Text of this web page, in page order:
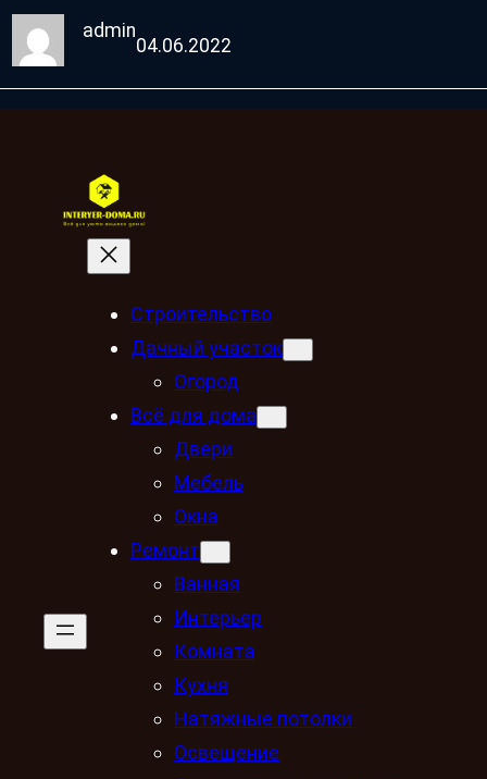
admin
04.06.2022
Строительство
Дачный участок
Огород
Всё для дома
Двери
Мебель
Окна
Ремонт
Ванная
Интерьер
Комната
Кухня
Натяжные потолки
Освещение